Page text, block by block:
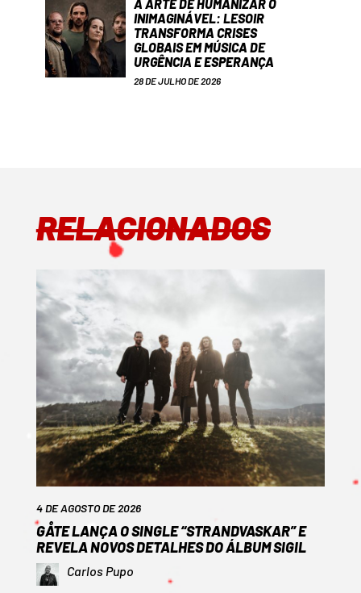
A ARTE DE HUMANIZAR O
INIMAGINÁVEL: LESOIR
TRANSFORMA CRISES
GLOBAIS EM MÚSICA DE
URGÊNCIA E ESPERANÇA
28 DE JULHO DE 2026
RELACIONADOS
4 DE AGOSTO DE 2026
GÅTE LANÇA O SINGLE “STRANDVASKAR” E
REVELA NOVOS DETALHES DO ÁLBUM SIGIL
Carlos Pupo